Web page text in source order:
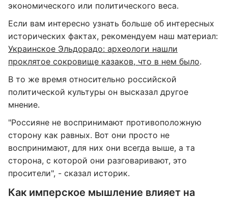
экономического или политического веса.
Если вам интересно узнать больше об интересных
исторических фактах, рекомендуем наш материал:
Украинское Эльдорадо: археологи нашли
проклятое сокровище казаков, что в нем было.
В то же время относительно российской
политической культуры он высказал другое
мнение.
"Россияне не воспринимают противоположную
сторону как равных. Вот они просто не
воспринимают, для них они всегда выше, а та
сторона, с которой они разговаривают, это
просители", - сказал историк.
Как имперское мышление влияет на